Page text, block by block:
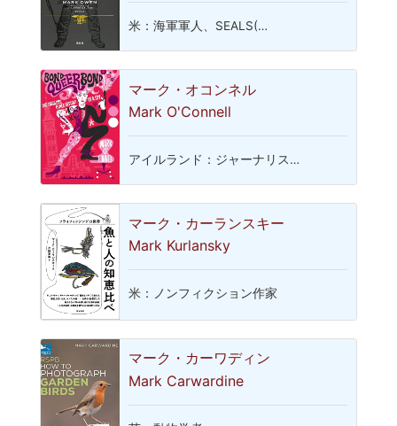
米：海軍軍人、SEALS(…
マーク・オコンネル
Mark O'Connell
アイルランド：ジャーナリス…
マーク・カーランスキー
Mark Kurlansky
米：ノンフィクション作家
マーク・カーワディン
Mark Carwardine